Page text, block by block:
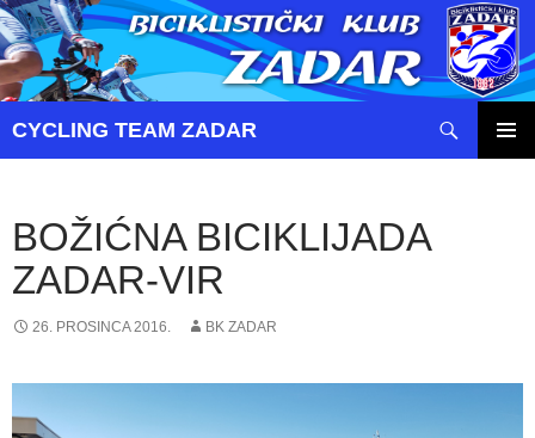
CYCLING TEAM ZADAR
BOŽIĆNA BICIKLIJADA
ZADAR-VIR
26. PROSINCA 2016. BK ZADAR